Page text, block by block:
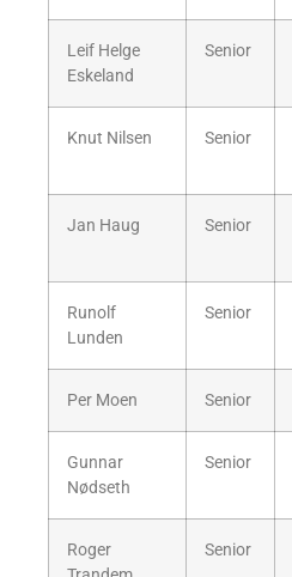
Leif Helge
Eskeland
Senior
Knut Nilsen Senior
Jan Haug Senior
Runolf
Lunden
Senior
Per Moen Senior
Gunnar
Nødseth
Senior
Roger
Senior